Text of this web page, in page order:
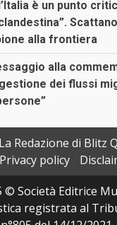
è un punto
alla frontiera
alla
dei flussi
La Redazione di Blitz
Privacy policy
Società Editrice
registrata al